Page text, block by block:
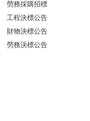
勞務採購招標
工程決標公告
財物決標公告
勞務決標公告